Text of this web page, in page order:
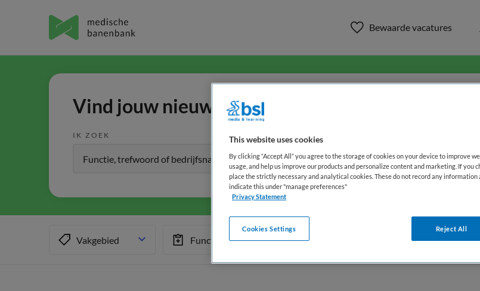
Bewaarde vacatures
Vind jouw nieuwe baan in ons aanbod van zorg
IK ZOEK WAAR
Vakgebied Functiegebied
This website uses cookies
By clicking “Accept All” you agree to the storage of cookies on your device to improve
usage, and help us improve our products and personalize content and marketing. If you
place the strictly necessary and analytical cookies. These do not record any information
indicate this under "manage preferences"
Privacy Statement
Reject All
Cookies Settings